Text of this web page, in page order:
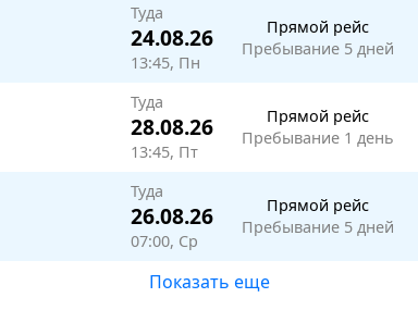
Туда
24.08.26
13:45, Пн
Прямой рейс
Пребывание 5 дней
Туда
28.08.26
13:45, Пт
Прямой рейс
Пребывание 1 день
Туда
26.08.26
07:00, Ср
Прямой рейс
Пребывание 5 дней
Показать еще